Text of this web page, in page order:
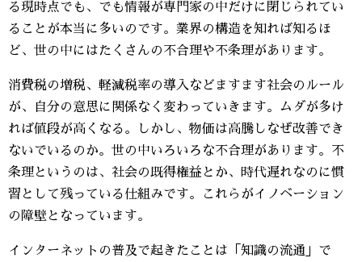
る現時点でも、でも情報が専門家の中だけに閉じられてい
ることが本当に多いのです。業界の構造を知れば知るほ
ど、世の中にはたくさんの不合理や不条理があります。
消費税の増税、軽減税率の導入などますます社会のルール
が、自分の意思に関係なく変わっていきます。ムダが多け
れば値段が高くなる。しかし、物価は高騰しなぜ改善でき
ないでいるのか。世の中いろいろな不合理があります。不
条理というのは、社会の既得権益とか、時代遅れなのに慣
習として残っている仕組みです。これらがイノベーション
の障壁となっています。
インターネットの普及で起きたことは「知識の流通」で